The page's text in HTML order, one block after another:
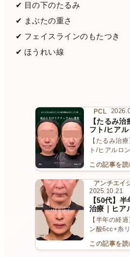
✔︎ 目の下のたるみ
✔︎ まぶたの重さ
✔︎ フェイスラインのもたつき
✔︎ ほうれい線
PCL
【たるみ治
フト/ヒア
クス】
【たるみ治
ト/ヒアルロ
この記事を読
アンチエイ
2025.10.21
【50代】
治療｜ヒア
ト8本のコ
【半年の経
ン酸6cc+糸
う私なんて
切らないと治
この記事を読